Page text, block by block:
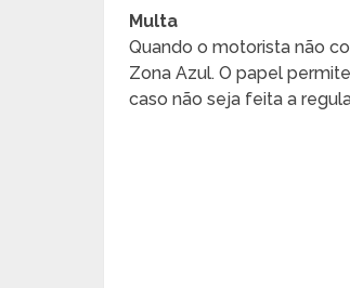
Multa
Quando o motorista não
Zona Azul. O papel
caso não seja feita a